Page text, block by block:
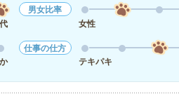
男女比率
女性
仕事の仕方
テキパキ